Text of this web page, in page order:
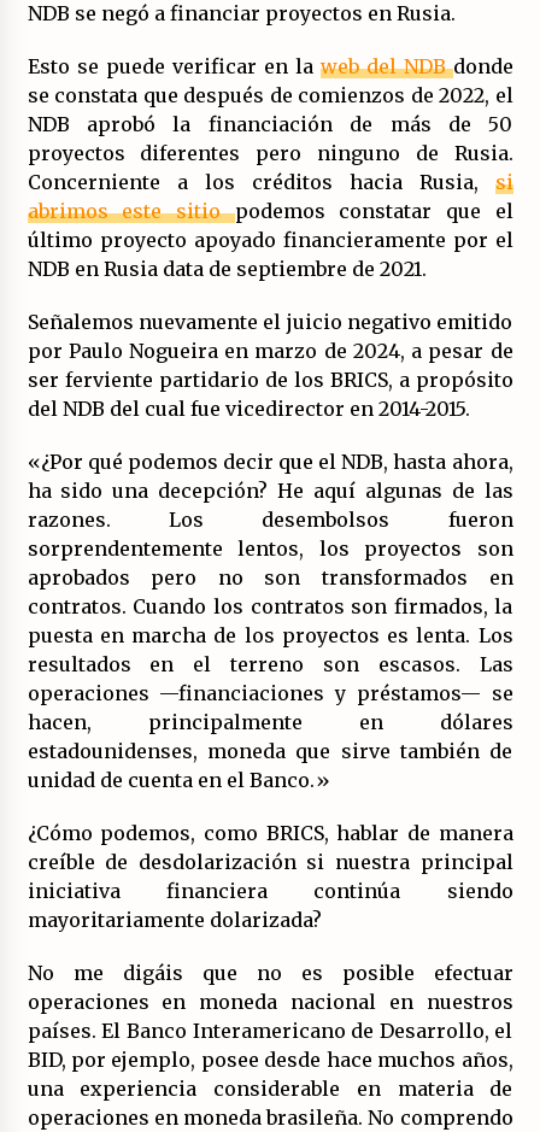
NDB se negó a financiar proyectos en Rusia.
Esto se puede verificar en la web del NDB donde
se constata que después de comienzos de 2022, el
NDB aprobó la financiación de más de 50
proyectos diferentes pero ninguno de Rusia.
Concerniente a los créditos hacia Rusia, si
abrimos este sitio podemos constatar que el
último proyecto apoyado financieramente por el
NDB en Rusia data de septiembre de 2021.
Señalemos nuevamente el juicio negativo emitido
por Paulo Nogueira en marzo de 2024, a pesar de
ser ferviente partidario de los BRICS, a propósito
del NDB del cual fue vicedirector en 2014-2015.
«¿Por qué podemos decir que el NDB, hasta ahora,
ha sido una decepción? He aquí algunas de las
razones. Los desembolsos fueron
sorprendentemente lentos, los proyectos son
aprobados pero no son transformados en
contratos. Cuando los contratos son firmados, la
puesta en marcha de los proyectos es lenta. Los
resultados en el terreno son escasos. Las
operaciones —financiaciones y préstamos— se
hacen, principalmente en dólares
estadounidenses, moneda que sirve también de
unidad de cuenta en el Banco.»
¿Cómo podemos, como BRICS, hablar de manera
creíble de desdolarización si nuestra principal
iniciativa financiera continúa siendo
mayoritariamente dolarizada?
No me digáis que no es posible efectuar
operaciones en moneda nacional en nuestros
países. El Banco Interamericano de Desarrollo, el
BID, por ejemplo, posee desde hace muchos años,
una experiencia considerable en materia de
operaciones en moneda brasileña. No comprendo